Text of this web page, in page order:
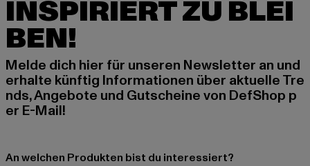
INSPIRIERT ZU BLEI
BEN!
Melde dich hier für unseren Newsletter an und
erhalte künftig Informationen über aktuelle Tre
nds, Angebote und Gutscheine von DefShop p
er E-Mail!
An welchen Produkten bist du interessiert?